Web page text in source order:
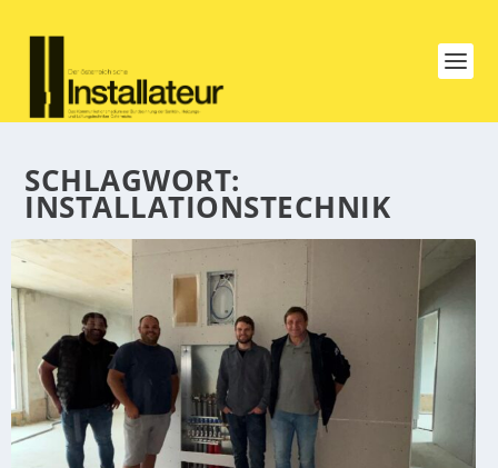
SCHLAGWORT:
INSTALLATIONSTECHNIK